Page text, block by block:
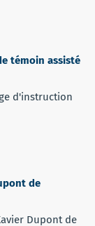
témoin assisté
d'instruction
de
Dupont de